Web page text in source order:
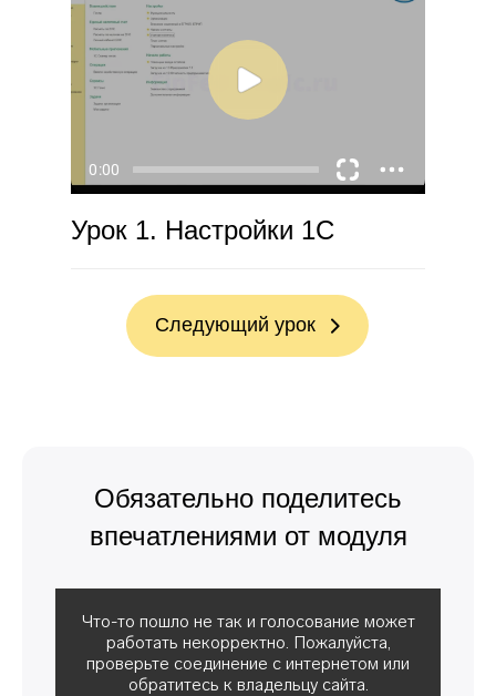
Урок 1. Настройки 1С
Следующий урок
Обязательно поделитесь
впечатлениями от модуля
Что-то пошло не так и голосование может
работать некорректно. Пожалуйста,
проверьте соединение с интернетом или
обратитесь к владельцу сайта.